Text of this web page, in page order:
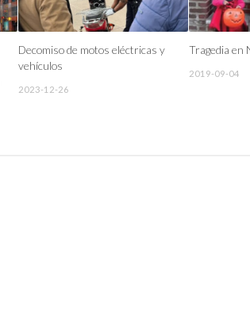
Decomiso de motos eléctricas y
vehículos
2023-12-26
Tragedia en
2019-09-04